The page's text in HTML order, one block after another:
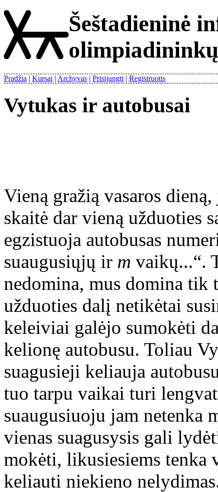
Šeštadieninė
Pradžia Kursai Archyvas Prisijungti Registruotis
Vytukas ir autobusai
Vieną gražią vasaros
skaitė dar vieną užduoties
egzistuoja autobusas
suaugusiųjų ir m vaikų...“.
nedomina, mus domina tik
užduoties dalį netikėtai
keleiviai galėjo sumokėti
kelionę autobusu. Toliau
suagusieji keliauja
tuo tarpu vaikai turi
suaugusiuoju jam netenka
vienas suagusysis gali
mokėti, likusiesiems tenka
keliauti niekieno